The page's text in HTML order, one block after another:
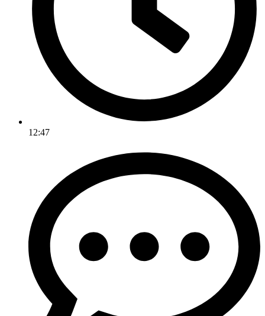
12:47